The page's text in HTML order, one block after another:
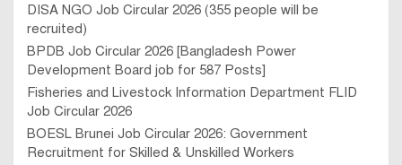
DISA NGO Job Circular 2026 (355 people will be
recruited)
BPDB Job Circular 2026 [Bangladesh Power
Development Board job for 587 Posts]
Fisheries and Livestock Information Department FLID
Job Circular 2026
BOESL Brunei Job Circular 2026: Government
Recruitment for Skilled & Unskilled Workers